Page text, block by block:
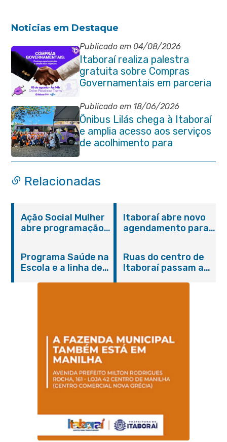
Noticias em Destaque
Publicado em 04/08/2026
Itaboraí realiza palestra
gratuita sobre Compras
Governamentais em parceria
Publicado em 18/06/2026
Ônibus Lilás chega à Itaboraí
e amplia acesso aos serviços
de acolhimento para
mulheres
Relacionadas
Ação Social Mulher
abre programação
serviços gratuitos e
orientações
Itaboraí abre novo
agendamento para
Programa Saúde na
Escola e a linha de
Magalhães Seabra
Ruas do centro de
Itaboraí passam a